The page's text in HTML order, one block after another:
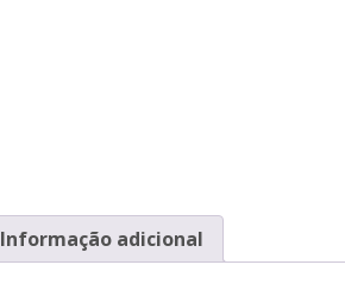
Informação adicional